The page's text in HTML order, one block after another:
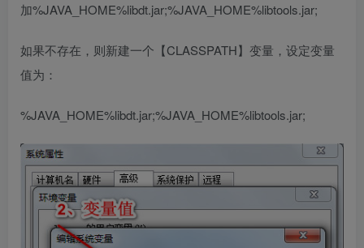
加%JAVA_HOME%libdt.jar;%JAVA_HOME%libtools.jar;
如果不存在，则新建一个【CLASSPATH】变量，设定变量
值为：
%JAVA_HOME%libdt.jar;%JAVA_HOME%libtools.jar;